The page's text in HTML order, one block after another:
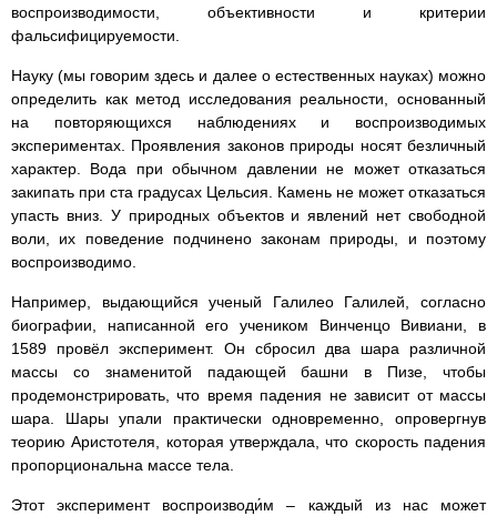
воспроизводимости, объективности и критерии
фальсифицируемости.
Науку (мы говорим здесь и далее о естественных науках) можно
определить как метод исследования реальности, основанный
на повторяющихся наблюдениях и воспроизводимых
экспериментах. Проявления законов природы носят безличный
характер. Вода при обычном давлении не может отказаться
закипать при ста градусах Цельсия. Камень не может отказаться
упасть вниз. У природных объектов и явлений нет свободной
воли, их поведение подчинено законам природы, и поэтому
воспроизводимо.
Например, выдающийся ученый Галилео Галилей, согласно
биографии, написанной его учеником Винченцо Вивиани, в
1589 провёл эксперимент. Он сбросил два шара различной
массы со знаменитой падающей башни в Пизе, чтобы
продемонстрировать, что время падения не зависит от массы
шара. Шары упали практически одновременно, опровергнув
теорию Аристотеля, которая утверждала, что скорость падения
пропорциональна массе тела.
Этот эксперимент воспроизводи́м – каждый из нас может